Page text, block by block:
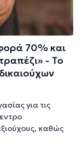
70% και
- Το
για τις
καθώς